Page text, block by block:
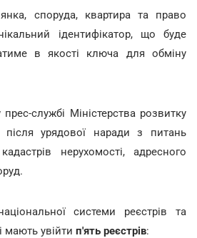
споруда, квартира та право
ідентифікатор, що буде
в якості ключа для обміну
прес-службі Міністерства розвитку
після урядової наради з питань
нерухомості, адресного
системи реєстрів та
мають увійти п'ять реєстрів: